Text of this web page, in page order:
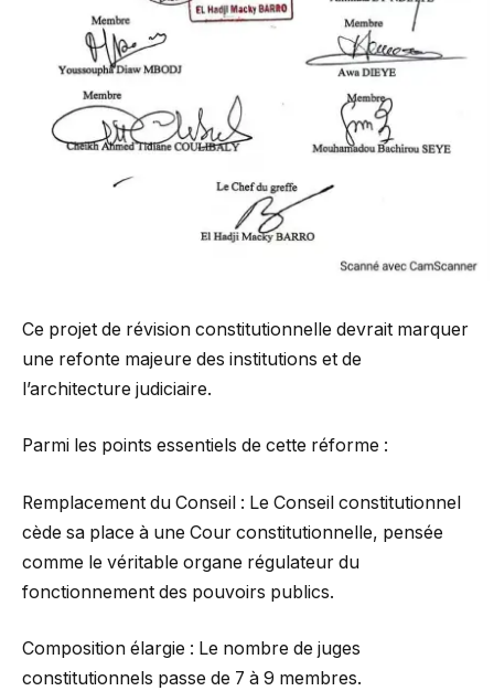
Ce projet de révision constitutionnelle devrait marquer
une refonte majeure des institutions et de
l’architecture judiciaire.
Parmi les points essentiels de cette réforme :
Remplacement du Conseil : Le Conseil constitutionnel
cède sa place à une Cour constitutionnelle, pensée
comme le véritable organe régulateur du
fonctionnement des pouvoirs publics.
Composition élargie : Le nombre de juges
constitutionnels passe de 7 à 9 membres.